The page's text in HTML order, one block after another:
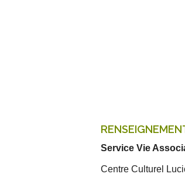
Service Vie
Centre Culturel